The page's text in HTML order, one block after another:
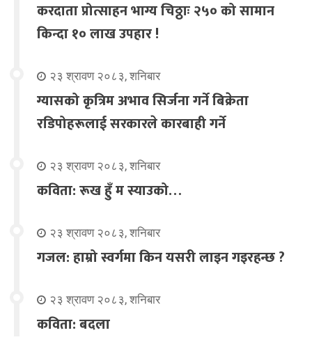
करदाता प्रोत्साहन भाग्य चिठ्ठाः २५० को सामान
किन्दा १० लाख उपहार !
२३ श्रावण २०८३, शनिबार
ग्यासको कृत्रिम अभाव सिर्जना गर्ने बिक्रेता
रडिपोहरूलाई सरकारले कारबाही गर्ने
२३ श्रावण २०८३, शनिबार
कविता: रूख हुँ म स्याउको…
२३ श्रावण २०८३, शनिबार
गजल: हाम्रो स्वर्गमा किन यसरी लाइन गइरहन्छ ?
२३ श्रावण २०८३, शनिबार
कविता: बदला